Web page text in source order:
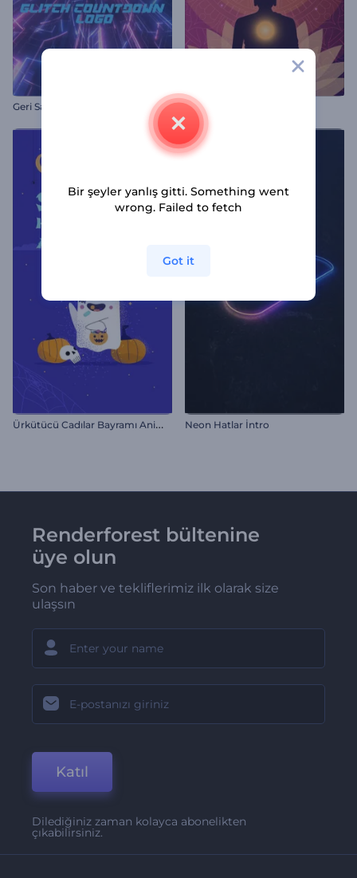
Geri Sayımlı Glitch Logo Bodhi Günü Animasyonları
Ü
rkütücü Cadılar Bayramı Animasyonları Neon Hatlar İntro
Renderforest bültenine
üye olun
Son haber ve tekliflerimiz ilk olarak size
ulaşsın
Katıl
Dilediğiniz zaman kolayca abonelikten
çıkabilirsiniz.
Bir şeyler yanlış gitti. Something went
wrong. Failed to fetch
Got it